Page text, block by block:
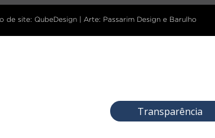
de site: QubeDesign | Arte: Passarim Design e Barulho
Transparência